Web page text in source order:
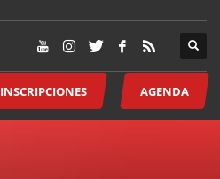
INSCRIPCIONES AGENDA